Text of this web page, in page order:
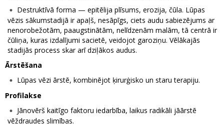
Destruktīvā forma — epitēlija plīsums, erozija, čūla. Lūpas
vēzis sākumstadijā ir apaļš, nesāpīgs, ciets audu sabiezējums ar
nenorobežotām, paaugstinātām, nelīdzenām malām, tā centrā ir
čūliņa, kuras izdalījumi sacietē, veidojot garoziņu. Vēlākajās
stadijās process skar arī dziļākos audus.
Ārstēšana
Lūpas vēzi ārstē, kombinējot ķirurģisko un staru terapiju.
Profilakse
Jānovērš kaitīgo faktoru iedarbība, laikus radikāli jāārstē
vēždraudes slimības.